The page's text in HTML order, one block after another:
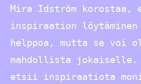
Mira Idström korostaa,
inspiraation
helppoa, mutta se voi
mahdollista jokaiselle.
etsii inspiraatiota